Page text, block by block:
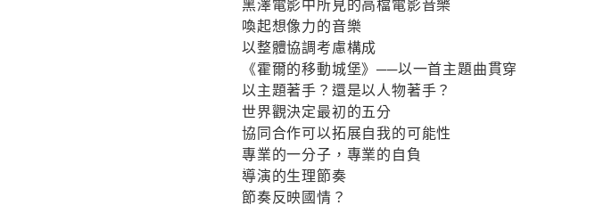
喚起想像力的音樂
以整體協調考慮構成
《霍爾的移動城堡》──以一首主題曲貫穿
以主題著手？還是以人物著手？
世界觀決定最初的五分
協同合作可以拓展自我的可能性
專業的一分子，專業的自負
導演的生理節奏
節奏反映國情？